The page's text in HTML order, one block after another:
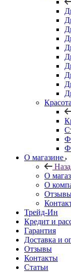
О магазине
О
О
Трейд-Ин
Кредит и
Гарантия
Доставка и
Отзывы
Контакты
Статьи